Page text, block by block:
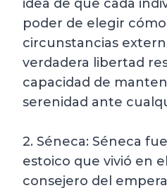
idea de que cada
poder de elegir
circunstancias
verdadera libertad
capacidad de
serenidad ante
2. Séneca: Séneca
estoico que vivió en
consejero del